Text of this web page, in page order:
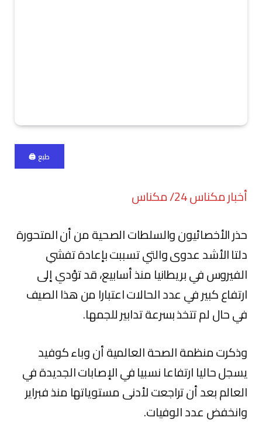
طبع 🖨
أخبار مكناس 24/ مكناس
حذر الأخصائيون والسلطات الصحية من أن المتحورة
دلتا الأشد عدوى والتي تسببت بإعادة تفشي
الفيروس في بريطانيا منذ أسابيع، قد تؤدي إلى
ارتفاع كبير في عدد الحالات اعتبارا من هذا الصيف
في حال لم تتخذ بسرعة تدابير للجمها.
وذكرت منظمة الصحة العالمية أن وباء كوفيد
يسجل حاليا ارتفاعا نسبيا في الإصابات الجديدة في
العالم بعد أن تراجعت لأدنى مستوياتها منذ فبراير
وانخفض عدد الوفيات.